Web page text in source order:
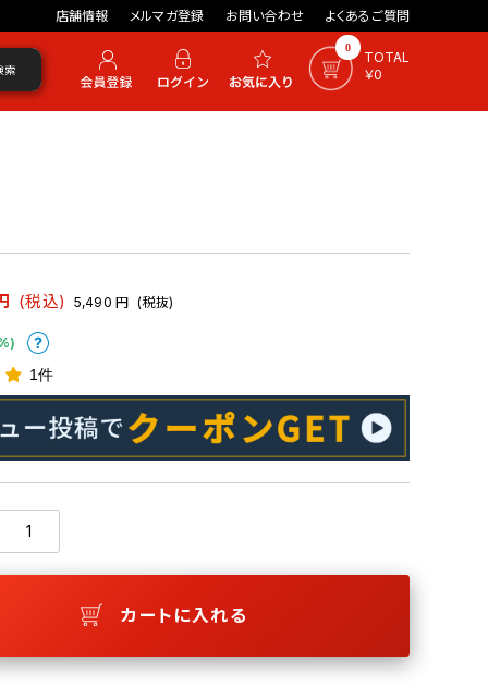
店舗情報 メルマガ登録 お問い合わせ よくあるご質問
0
TOTAL
￥0
索
(税込) 5,490 円 (税抜)
1件
カートに入れる